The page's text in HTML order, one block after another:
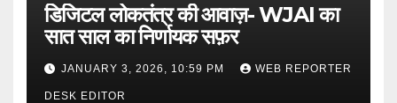
डिजिटल लोकतंत्र की आवाज़- WJAI का
सात साल का निर्णायक सफ़र
JANUARY 3, 2026, 10:59 PM WEB REPORTER
DESK EDITOR